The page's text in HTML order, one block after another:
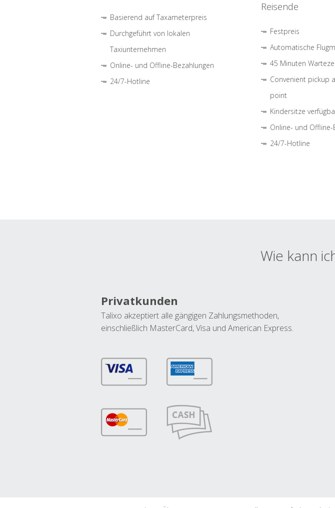
Basierend auf Taxameterpreis
Durchgeführt von lokalen
Taxiunternehmen
Online- und Offline-Bezahlungen
24/7-Hotline
Reisende
Festpreis
Automatische
45 Minuten
Convenient pickup
point
Kindersitze
Online- und Offline-
24/7-Hotline
Wie kann
Privatkunden
Talixo akzeptiert alle gängigen Zahlungsmethoden,
einschließlich MasterCard, Visa und American Express.